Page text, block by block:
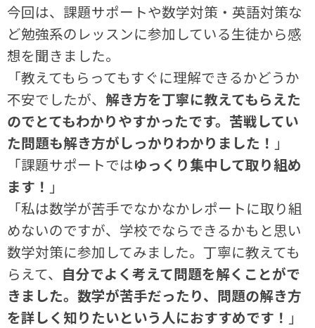
今回は、課題サポートや数学対策・英語対策な
ど勉強系のレッスンに参加している生徒から感
想を聞きました。
「教えてもらってもすぐに理解できるかどうか
不安でしたが、解き方を丁寧に教えてもらえた
のでとてもわかりやすかったです。苦戦してい
た問題も解き方がしっかりわかりました！ 」
「課題サポートではゆっくり集中して取り組め
ます！ 」
「私は数学が苦手でなかなかレポートに取り組
めないのですが、学校でならできるかもと思い
数学対策に参加してみました。丁寧に教えても
らえて、 自分でよく考えて問題を解くことがで
きました。数学が苦手だったり、問題の解き方
を詳しく知りたいという人におすすめです！ 」